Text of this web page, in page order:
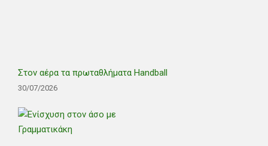
Στον αέρα τα πρωταθλήματα Handball
30/07/2026